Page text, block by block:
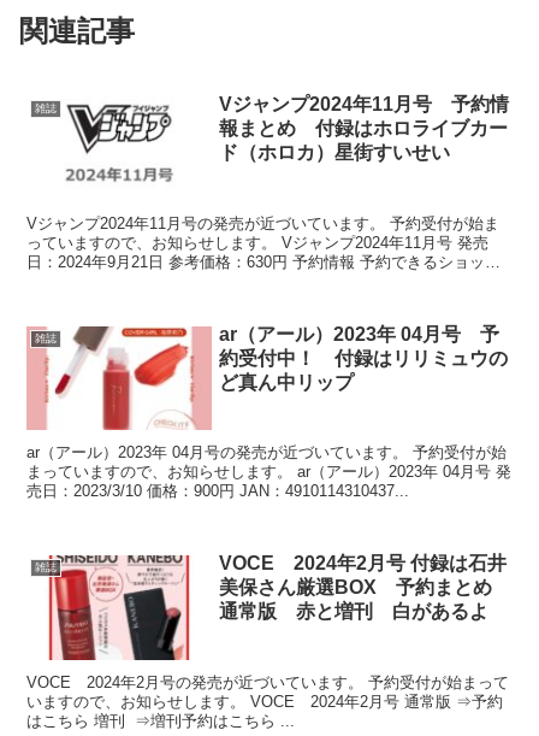
関連記事
雑誌
Vジャンプ2024年11月号 予約情
報まとめ 付録はホロライブカー
ド（ホロカ）星街すいせい
Vジャンプ2024年11月号の発売が近づいています。 予約受付が始ま
っていますので、お知らせします。 Vジャンプ2024年11月号 発売
日：2024年9月21日 参考価格：630円 予約情報 予約できるショップ
雑誌
ar（アール）2023年 04月号 予
約受付中！ 付録はリリミュウの
ど真ん中リップ
ar（アール）2023年 04月号の発売が近づいています。 予約受付が始
まっていますので、お知らせします。 ar（アール）2023年 04月号 発
売日：2023/3/10 価格：900円 JAN：4910114310437...
雑誌
VOCE 2024年2月号 付録は石井
美保さん厳選BOX 予約まとめ
通常版 赤と増刊 白があるよ
VOCE 2024年2月号の発売が近づいています。 予約受付が始まって
いますので、お知らせします。 VOCE 2024年2月号 通常版 ⇒予約
はこちら 増刊 ⇒増刊予約はこちら ...